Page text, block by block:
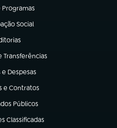
Programas
nova aba)
Social
nova aba)
em nova aba)
Transferências
aba)
e Despesas
nova aba)
e Contratos
aba)
Públicos
aba)
Classificadas
aba)